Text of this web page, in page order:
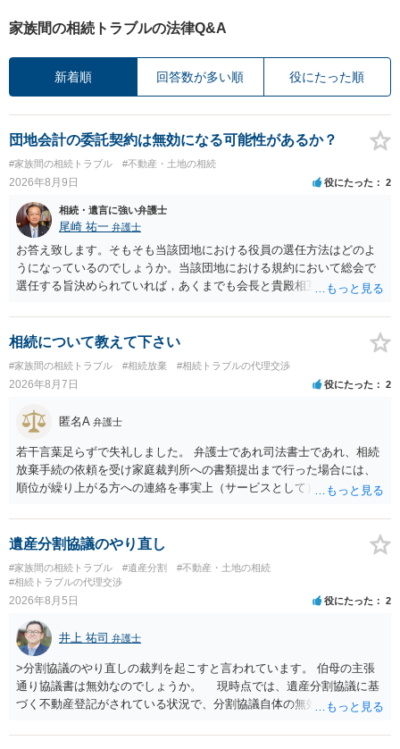
家族間の相続トラブルの法律Q&A
新着順 回答数が多い順 役にたった順
団地会計の委託契約は無効になる可能性があるか？
#家族間の相続トラブル #不動産・土地の相続
2026年8月9日 役にたった 2
相続・遺言に強い弁護士
尾崎 祐一 弁護士
お答え致します。そもそも当該団地における役員の選任方法はどのよ
うになっているのでしょうか。当該団地における規約において総会で
選任する旨決められていれば，あくまでも会長と貴殿相互間における
し，団地と貴殿との委託契約は有効に成立しています。当該団地にお
ける役員の選任が会長の専権でできるのであれば，貴殿と会長との合
相続について教えて下さい
#家族間の相続トラブル #相続放棄 #相続トラブルの代理交渉
2026年8月7日 役にたった 2
匿名A 弁護士
若干言葉足らずで失礼しました。 弁護士であれ司法書士であれ、相続
放棄手続の依頼を受け家庭裁判所への書類提出まで行った場合には、
順位が繰り上がる方への連絡を事実上（サービスとして）行うことは
できない、という意味でした。
遺産分割協議のやり直し
#家族間の相続トラブル #遺産分割
#不動産・土地の相続
#相続トラブルの代理交渉
2026年8月5日 役にたった 2
井上 祐司 弁護士
>分割協議のやり直しの裁判を起こすと言われています。 伯母の主張
通り協議書は無効なのでしょうか。 現時点では、遺産分割協議に基
づく不動産登記がされている状況で、分割協議自体の無効を裁判所が
方の訴訟の主張及び立証次第ですが、 ・御祖母様の認知能力に関する